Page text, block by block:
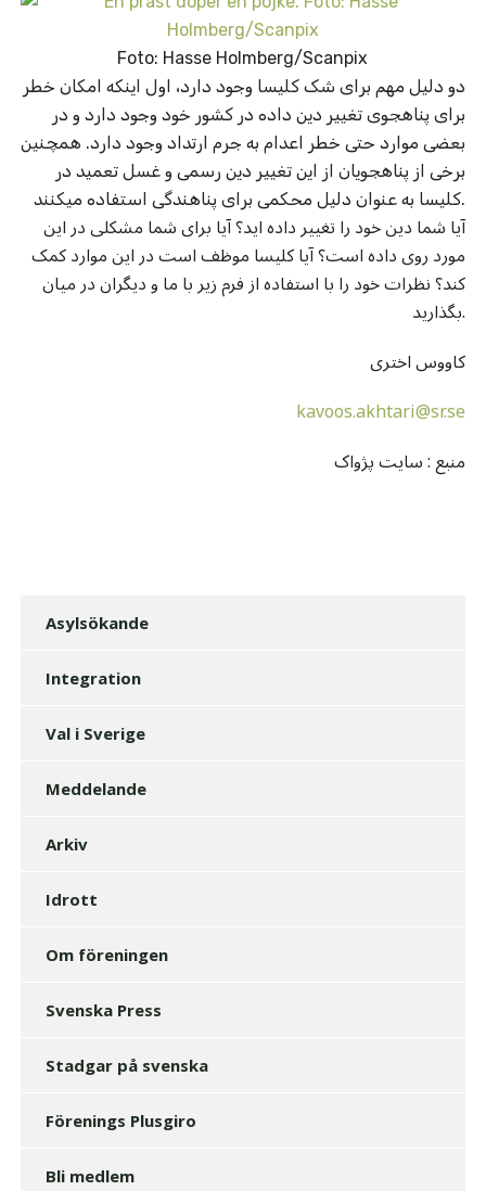
Foto: Hasse Holmberg/Scanpix
دو دلیل مهم برای شک کلیسا وجود دارد، اول اینکه امکان خطر
برای پناهجوی تغییر دین داده در کشور خود وجود دارد و در
بعضی موارد حتی خطر اعدام به جرم ارتداد وجود دارد. همچنین
برخی از پناهجویان از این تغییر دین رسمی و غسل تعمید در
کلیسا به عنوان دلیل محکمی برای پناهندگی استفاده میکنند.
آیا شما دین خود را تغییر داده اید؟ آیا برای شما مشکلی در این
مورد روی داده است؟ آیا کلیسا موظف است در این موارد کمک
کند؟ نظرات خود را با استفاده از فرم زیر با ما و دیگران در میان
بگذارید.
کاووس اختری
kavoos.akhtari@sr.se
منبع : سايت پژواک
Asylsökande
Integration
Val i Sverige
Meddelande
Arkiv
Idrott
Om föreningen
Svenska Press
Stadgar på svenska
Förenings Plusgiro
Bli medlem